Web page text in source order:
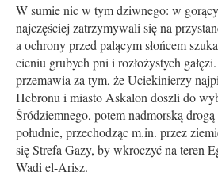
W sumie nic w tym dziwnego: w
najczęściej zatrzymywali się na
a ochrony przed palącym słońcem
cieniu grubych pni i rozłożystych
przemawia za tym, że Uciekinierzy
Hebronu i miasto Askalon doszli do
Śródziemnego, potem nadmorską
południe, przechodząc m.in. przez
się Strefa Gazy, by wkroczyć na teren
Wadi el-Arisz.